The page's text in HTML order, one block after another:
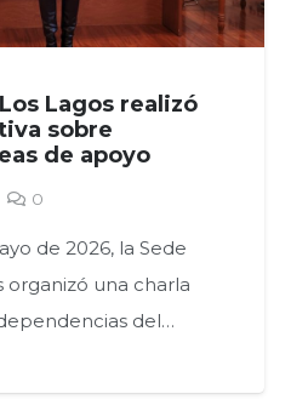
Lagos realizó
sobre
de apoyo
0
de 2026, la Sede
organizó una charla
del…